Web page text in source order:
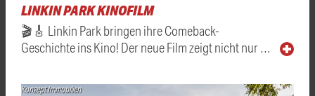
LINKIN PARK KINOFILM
🎬🎸 Linkin Park bringen ihre Comeback-
Geschichte ins Kino! Der neue Film zeigt nicht nur …
Konzept Immobilien